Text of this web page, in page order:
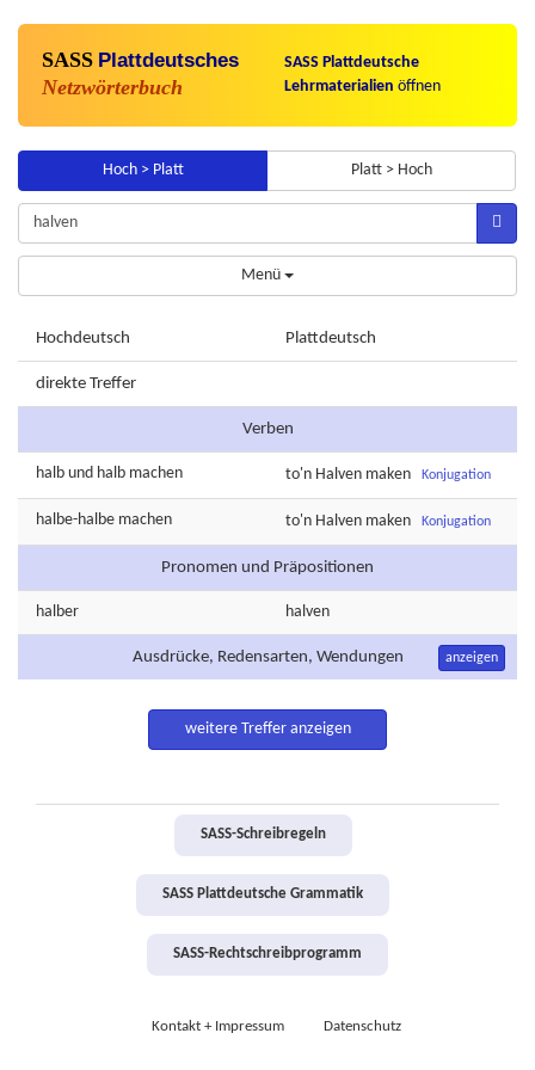
SASS Plattdeutsches
Netzwörterbuch
SASS Plattdeutsche
Lehrmaterialien öffnen
Hoch > Platt Platt > Hoch
Menü
Hochdeutsch Plattdeutsch
direkte Treffer
Verben
halb und halb machen to'n Halven maken Konjugation
halbe-halbe machen to'n Halven maken Konjugation
Pronomen und Präpositionen
halber halven
Ausdrücke, Redensarten, Wendungen anzeigen
weitere Treffer anzeigen
SASS-Schreibregeln
SASS Plattdeutsche Grammatik
SASS-Rechtschreibprogramm
Kontakt + Impressum Datenschutz